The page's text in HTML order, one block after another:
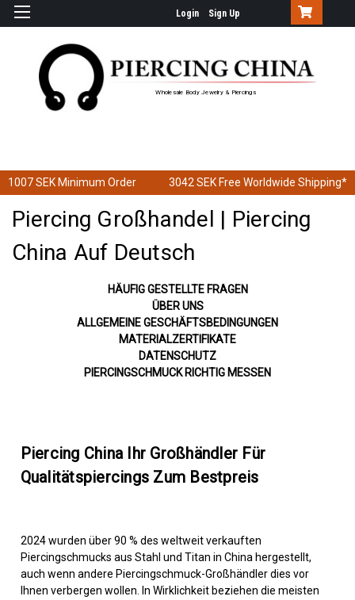
Login Sign Up
Wholesale Body Jewelry & Piercings
1007 SEK Minimum Order 3042 SEK Free Worldwide Shipping*
Piercing Großhandel | Piercing
China Auf Deutsch
HÄUFIG GESTELLTE FRAGEN
ÜBER UNS
ALLGEMEINE GESCHÄFTSBEDINGUNGEN
MATERIALZERTIFIKATE
DATENSCHUTZ
PIERCINGSCHMUCK RICHTIG MESSEN
Piercing China Ihr Großhändler Für
Qualitätspiercings Zum Bestpreis
2024 wurden über 90 % des weltweit verkauften
Piercingschmucks aus Stahl und Titan in China hergestellt,
auch wenn andere Piercingschmuck-Großhändler dies vor
Ihnen verbergen wollen. In Wirklichkeit beziehen die meisten